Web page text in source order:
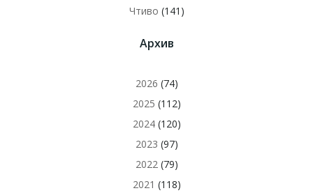
Чтиво (141)
Архив
2026 (74)
2025 (112)
2024(120)
2023 (97)
2022(79)
2021 (118)